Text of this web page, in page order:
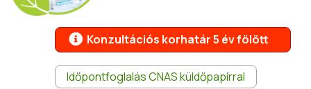
Konzultációs korhatár 5 év fölött
Időpontfoglalás CNAS küldőpapírral